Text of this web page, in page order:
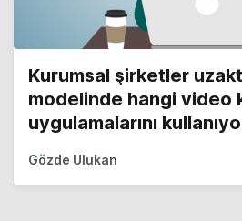
Kurumsal şirketler
modelinde hangi video
uygulamalarını
Gözde Ulukan